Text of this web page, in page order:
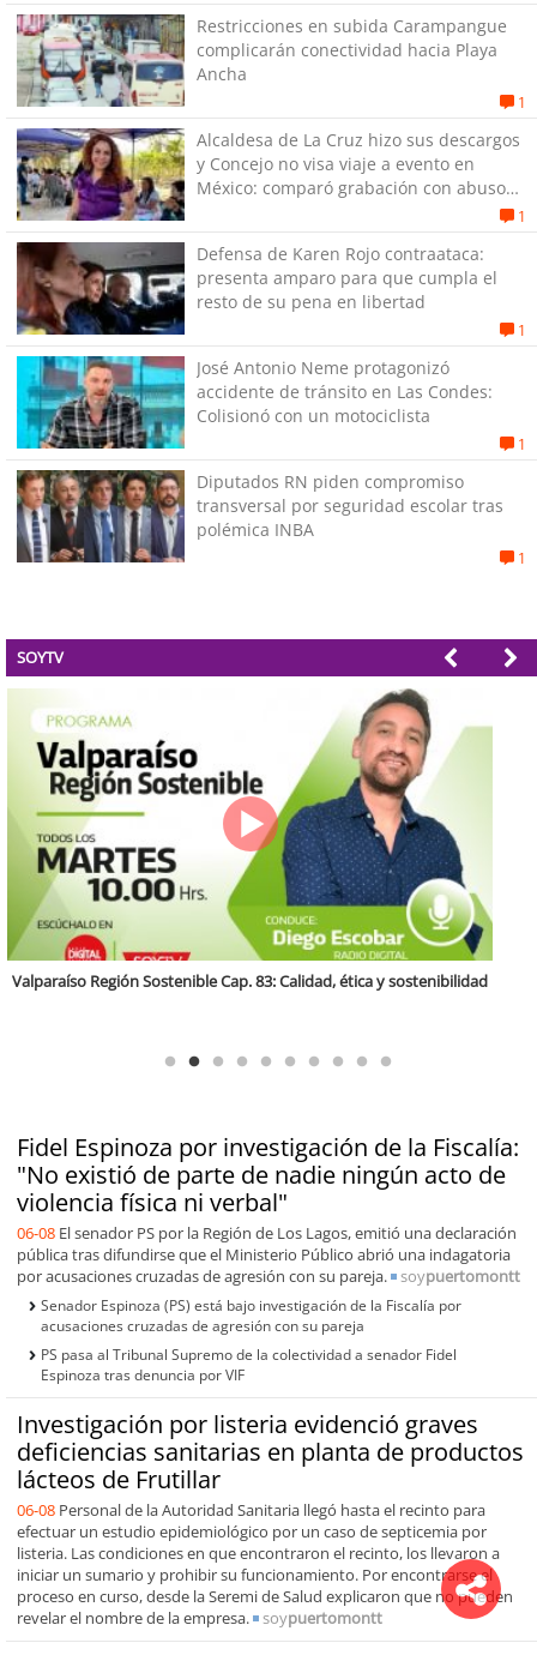
Restricciones en subida Carampangue
complicarán conectividad hacia Playa
Ancha
1
Alcaldesa de La Cruz hizo sus descargos
y Concejo no visa viaje a evento en
México: comparó grabación con abuso
1
Defensa de Karen Rojo contraataca:
presenta amparo para que cumpla el
resto de su pena en libertad
1
José Antonio Neme protagonizó
accidente de tránsito en Las Condes:
Colisionó con un motociclista
1
Diputados RN piden compromiso
transversal por seguridad escolar tras
polémica INBA
1
SOYTV
Fidel Espinoza por investigación de la Fiscalía:
"No existió de parte de nadie ningún acto de
violencia física ni verbal"
06-08 El senador PS por la Región de Los Lagos, emitió una declaración
pública tras difundirse que el Ministerio Público abrió una indagatoria
por acusaciones cruzadas de agresión con su pareja.
soypuertomontt
Senador Espinoza (PS) está bajo investigación de la Fiscalía por
acusaciones cruzadas de agresión con su pareja
PS pasa al Tribunal Supremo de la colectividad a senador Fidel
Espinoza tras denuncia por VIF
Investigación por listeria evidenció graves
deficiencias sanitarias en planta de productos
lácteos de Frutillar
06-08 Personal de la Autoridad Sanitaria llegó hasta el recinto para
efectuar un estudio epidemiológico por un caso de septicemia por
listeria. Las condiciones en que encontraron el recinto, los llevaron a
iniciar un sumario y prohibir su funcionamiento. Por encontrarse el
proceso en curso, desde la Seremi de Salud explicaron que no pueden
revelar el nombre de la empresa.
soypuertomontt